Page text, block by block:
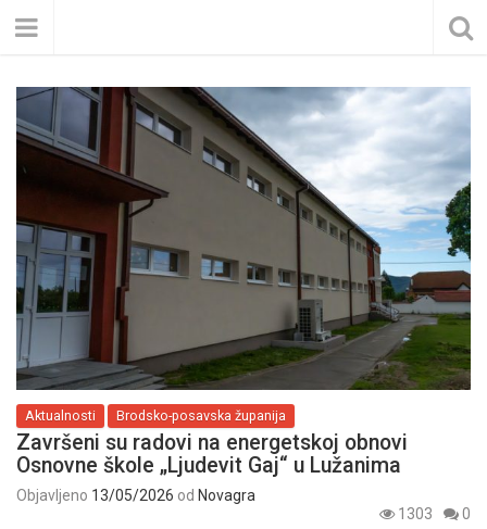
Aktualnosti Brodsko-posavska županija
Završeni su radovi na energetskoj obnovi
Osnovne škole „Ljudevit Gaj“ u Lužanima
Objavljeno 13/05/2026 od Novagra
1303
0